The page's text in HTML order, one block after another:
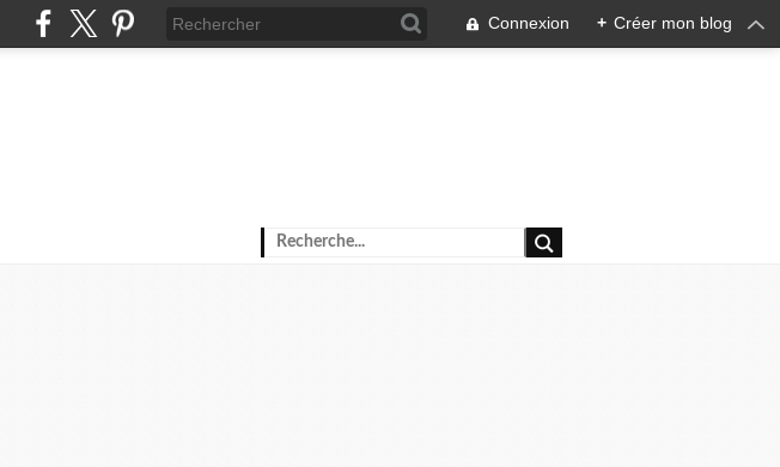
Connexion + Créer mon blog